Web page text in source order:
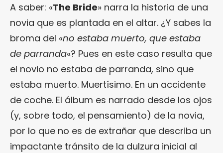
A saber: «The Bride» narra la historia de una
novia que es plantada en el altar. ¿Y sabes la
broma del «no estaba muerto, que estaba
de parranda«? Pues en este caso resulta que
el novio no estaba de parranda, sino que
estaba muerto. Muertísimo. En un accidente
de coche. El álbum es narrado desde los ojos
(y, sobre todo, el pensamiento) de la novia,
por lo que no es de extrañar que describa un
impactante tránsito de la dulzura inicial al